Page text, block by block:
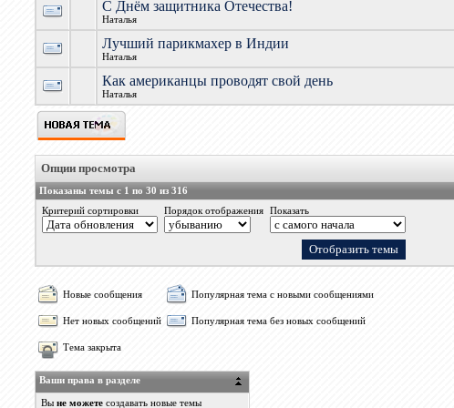
С Днём защитника Отечества!
Наталья
Лучший парикмахер в Индии
Наталья
Как американцы проводят свой день
Наталья
Опции просмотра
Показаны темы с 1 по 30 из 316
Критерий сортировки
Порядок отображения Показать
Новые сообщения Популярная тема с новыми сообщениями
Нет новых сообщений Популярная тема без новых сообщений
Тема закрыта
Ваши права в разделе
Выне можете создавать новые темы